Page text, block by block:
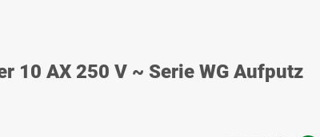
10 AX 250 V ~ Serie WG Aufputz